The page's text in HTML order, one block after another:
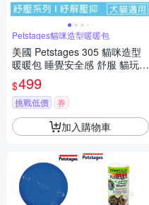
Petstages貓咪造型暖暖包
美國 Petstages 305 貓咪造型
暖暖包 睡覺安全感 舒服 貓玩偶
貓玩具 貓暖墊
$499
挑戰低價 券
加入購物車